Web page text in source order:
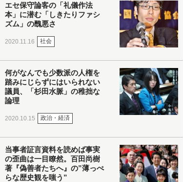
エセ保守論客の「礼儀作法
本」に潜む「しきたりファシ
ズム」の醜悪さ
2020.11.16 社会
何がなんでも少数派の人権を
踏みにじらずにはいられない
議員、「杉田水脈」の稚拙な
論理
2020.10.15 政治・経済
当事者証言資料を読めば事実
の歪曲は一目瞭然。百田尚樹
著『偽善者たちへ』の”薄っぺ
らな歴史観を嗤う”